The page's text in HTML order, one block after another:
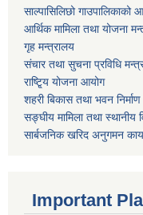
साल्पासिलिछो
आर्थिक मामिला तथा योजना
गृह मन्त्रालय
संचार तथा सुचना प्रविधि
राष्टि्ृय योजना आयोग
शहरी बिकास तथा भवन निर्माण
सङ्घीय मामिला तथा स्थानीय
सार्बजनिक खरिद अनुगमन
Important